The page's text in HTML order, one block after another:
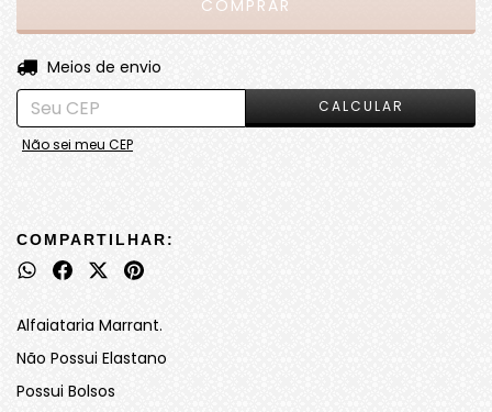
Entregas para o CEP:
Meios de envio
CALCULAR
Não sei meu CEP
COMPARTILHAR:
Alfaiataria Marrant.
Não Possui Elastano
Possui Bolsos